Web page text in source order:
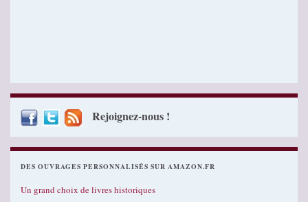
Rejoignez-nous !
DES OUVRAGES PERSONNALISÉS SUR AMAZON.FR
Un grand choix de livres historiques